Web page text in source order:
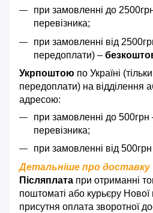
при замовленні до
перевізника;
при замовленні від
передоплати) –
Укрпоштою по Україні
передоплати) на відділення
адресою:
при замовленні до
перевізника;
при замовленні від
Детальніше про доставку
Післяплата при отриманні
поштоматі або курьєру
присутня оплата зворотної